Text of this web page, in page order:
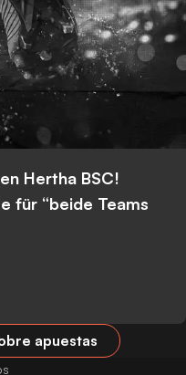
Hertha BSC!
für “beide Teams
apuestas